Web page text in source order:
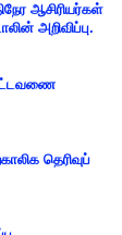
ஆசிரியர்கள்
அறிவிப்பு.
அட்டவணை
தெரிவுப்